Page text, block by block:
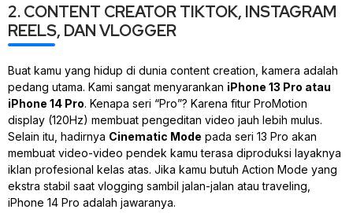
2. CONTENT CREATOR TIKTOK, INSTAGRAM
REELS, DAN VLOGGER
Buat kamu yang hidup di dunia content creation , kamera adalah
pedang utama. Kami sangat menyarankan iPhone 13 Pro atau
iPhone 14 Pro. Kenapa seri “Pro”? Karena fitur ProMotion
display (120Hz) membuat pengeditan video jauh lebih mulus.
Selain itu, hadirnya Cinematic Mode pada seri 13 Pro akan
membuat video-video pendek kamu terasa diproduksi layaknya
iklan profesional kelas atas. Jika kamu butuh Action Mode yang
ekstra stabil saat vlogging sambil jalan-jalan atautraveling
iPhone 14 Pro adalah jawaranya.